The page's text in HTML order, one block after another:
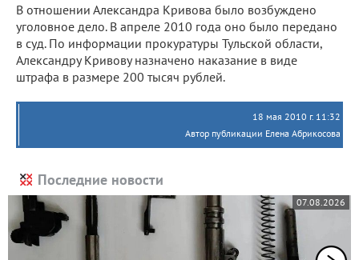
В отношении Александра Кривова было возбуждено
уголовное дело. В апреле 2010 года оно было передано
в суд. По информации прокуратуры Тульской области,
Александру Кривову назначено наказание в виде
штрафа в размере 200 тысяч рублей.
18 мая 2010 г. 11:32
Автор публикации Елена Абрикосова
Последние новости
07.08.2026